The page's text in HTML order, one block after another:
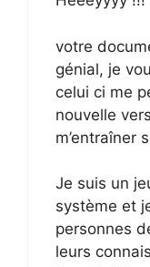
votre
génial, je
celui ci me
nouvelle
m’entraîner
Je suis un
système et
personnes
leurs